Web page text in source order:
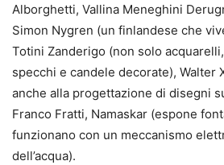
Alborghetti, Vallina Meneghini
Simon Nygren (un finlandese che
Totini Zanderigo (non solo
specchi e candele decorate), Walter
anche alla progettazione di disegni
Franco Fratti, Namaskar (espone
funzionano con un meccanismo
dell’acqua).